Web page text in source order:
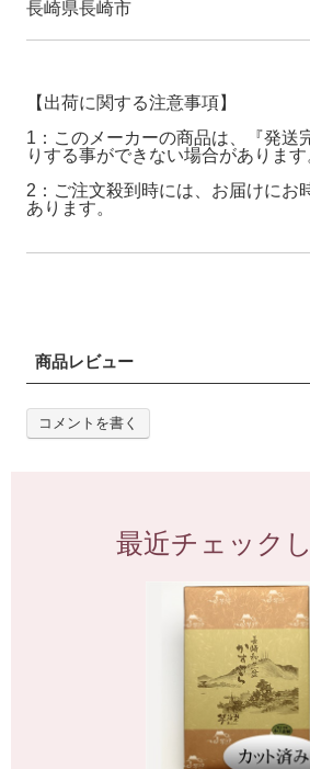
長崎県長崎市
【出荷に関する注意事項】
1：このメーカーの商品は、『発送
りする事ができない場合があります
2：ご注文殺到時には、お届けにお
あります。
商品レビュー
コメントを書く
最近チェック